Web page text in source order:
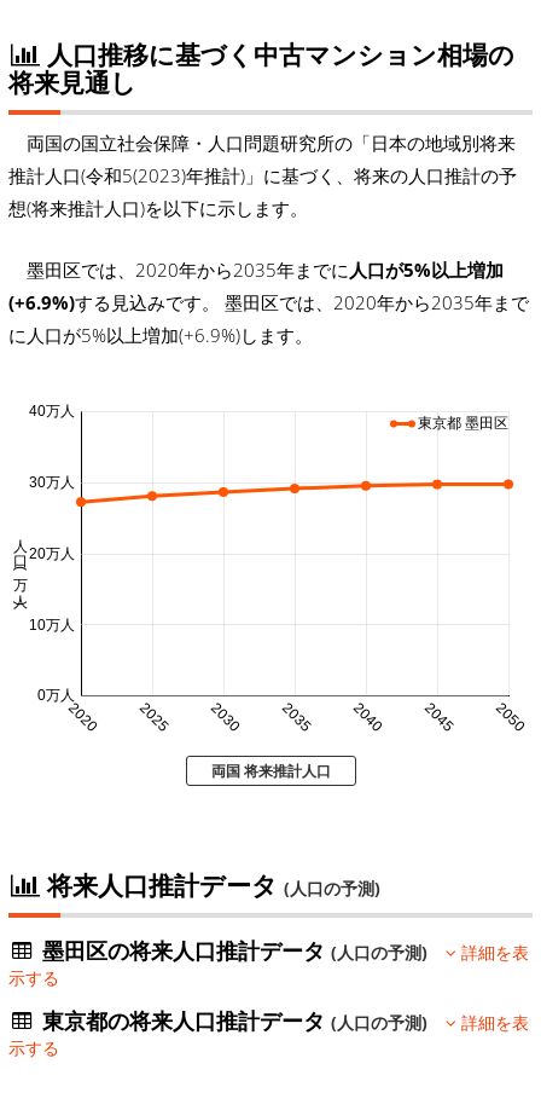
人口推移に基づく中古マンション相場の
将来見通し
両国の国立社会保障・人口問題研究所の「日本の地域別将来
推計人口(令和5(2023)年推計)」に基づく、将来の人口推計の予
想(将来推計人口)を以下に示します。
墨田区では、2020年から2035年までに 人口が5%以上増加
(+6.9%)する見込みです。 墨田区では、2020年から2035年まで
に人口が5%以上増加(+6.9%)します。
2020 2025 2030 2035 2040 2045 2050
0万人
10万人
20万人
30万人
40万人
人口 (万人)
東京都 墨田区
両国 将来推計人口
将来人口推計データ (人口の予測)
墨田区の将来人口推計データ(人口の予測)
詳細を表
示する
東京都の将来人口推計データ(人口の予測)
詳細を表
示する